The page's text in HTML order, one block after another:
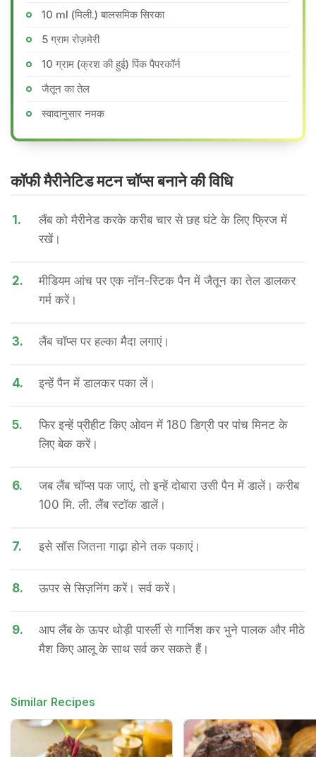
10 ml (मिली.) बालसमिक सिरका
5 ग्राम रोज़मेरी
10 ग्राम (क्रश की हुई) पिंक पैपरकॉर्न
जैतून का तेल
स्वादानुसार नमक
कॉफी मैरीनेटिड मटन चॉप्स बनाने की वि​धि
1.
लैंब को मैरीनेड करके करीब चार से छह घंटे के लिए फ्रिज में
रखें।
2.
मीडियम आंच पर एक नॉन-स्टिक पैन में जैतून का तेल डालकर
गर्म करें।
3. लैंब चॉप्स पर हल्का मैदा लगाएं।
4. इन्हें पैन में डालकर पका लें।
5.
फिर इन्हें प्रीहीट किए ओवन में 180 डिग्री पर पांच मिनट के
लिए बेक करें।
6.
जब लैंब चॉप्स पक जाएं, तो इन्हें दोबारा उसी पैन में डालें। करीब
100 मि. ली. लैंब स्टॉक डालें।
7. इसे सॉस जितना गाढ़ा होने तक पकाएं।
8. ऊपर से सिज़निंग करें। सर्व करें।
9.
आप लैंब के ऊपर थोड़ी पार्स्ली से गार्निश कर भुने पालक और मीठे
मैश किए आलू के साथ सर्व कर सकते हैं।
Similar Recipes